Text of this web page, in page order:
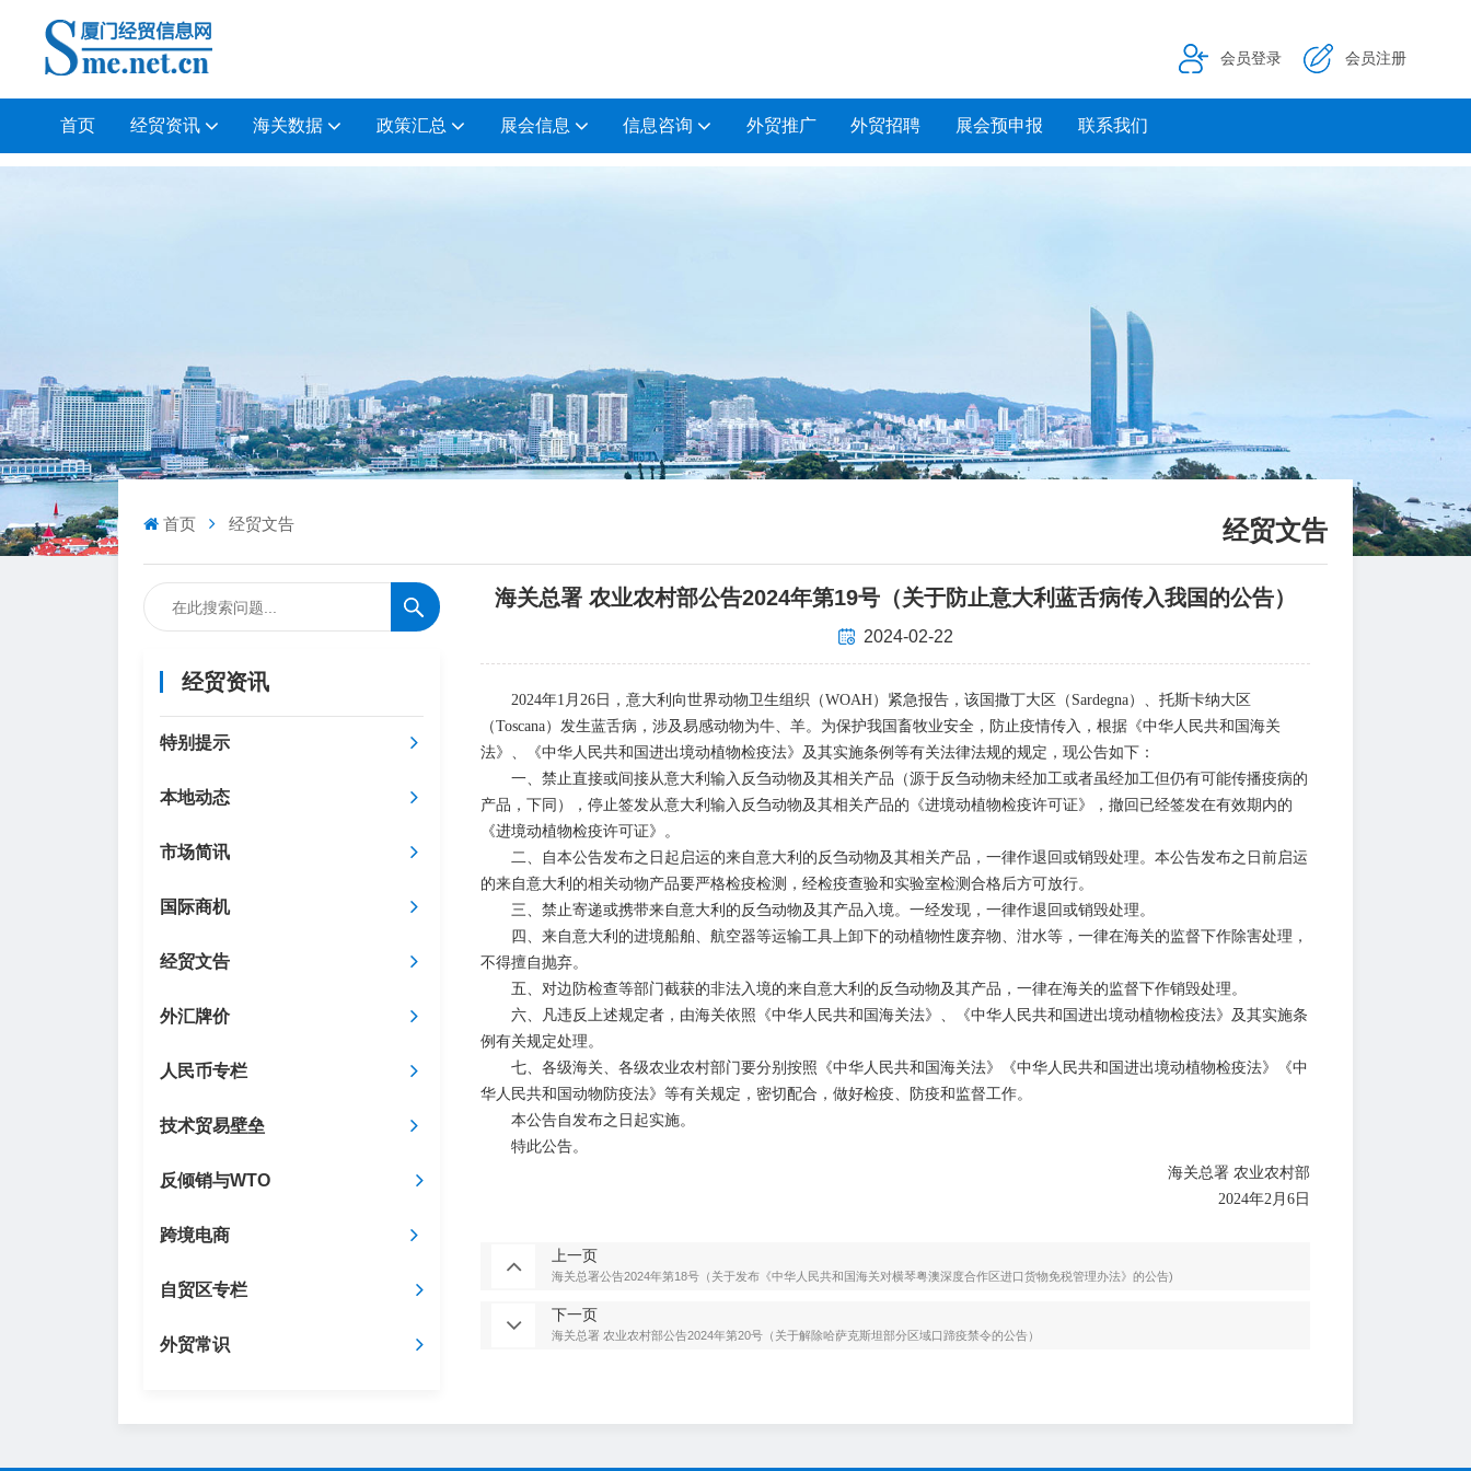
会员登录 会员注册
首页 经贸资讯 海关数据 政策汇总 展会信息 信息咨询 外贸推广 外贸招聘 展会预申报 联系我们
首页 经贸文告 经贸文告
经贸资讯
特别提示
本地动态
市场简讯
国际商机
经贸文告
外汇牌价
人民币专栏
技术贸易壁垒
反倾销与WTO
跨境电商
自贸区专栏
外贸常识
海关总署 农业农村部公告2024年第19号（关于防止意大利蓝舌病传入我国的公告）
2024-02-22
2024年1月26日，意大利向世界动物卫生组织（WOAH）紧急报告，该国撒丁大区（Sardegna）、托斯卡纳大区
（Toscana）发生蓝舌病，涉及易感动物为牛、羊。为保护我国畜牧业安全，防止疫情传入，根据《中华人民共和国海关
法》、《中华人民共和国进出境动植物检疫法》及其实施条例等有关法律法规的规定，现公告如下：
一、禁止直接或间接从意大利输入反刍动物及其相关产品（源于反刍动物未经加工或者虽经加工但仍有可能传播疫病的
产品，下同），停止签发从意大利输入反刍动物及其相关产品的《进境动植物检疫许可证》，撤回已经签发在有效期内的
《进境动植物检疫许可证》。
二、自本公告发布之日起启运的来自意大利的反刍动物及其相关产品，一律作退回或销毁处理。本公告发布之日前启运
的来自意大利的相关动物产品要严格检疫检测，经检疫查验和实验室检测合格后方可放行。
三、禁止寄递或携带来自意大利的反刍动物及其产品入境。一经发现，一律作退回或销毁处理。
四、来自意大利的进境船舶、航空器等运输工具上卸下的动植物性废弃物、泔水等，一律在海关的监督下作除害处理，
不得擅自抛弃。
五、对边防检查等部门截获的非法入境的来自意大利的反刍动物及其产品，一律在海关的监督下作销毁处理。
六、凡违反上述规定者，由海关依照《中华人民共和国海关法》、《中华人民共和国进出境动植物检疫法》及其实施条
例有关规定处理。
七、各级海关、各级农业农村部门要分别按照《中华人民共和国海关法》《中华人民共和国进出境动植物检疫法》《中
华人民共和国动物防疫法》等有关规定，密切配合，做好检疫、防疫和监督工作。
本公告自发布之日起实施。
特此公告。
海关总署 农业农村部
2024年2月6日
上一页
海关总署公告2024年第18号（关于发布《中华人民共和国海关对横琴粤澳深度合作区进口货物免税管理办法》的公告)
下一页
海关总署 农业农村部公告2024年第20号（关于解除哈萨克斯坦部分区域口蹄疫禁令的公告）